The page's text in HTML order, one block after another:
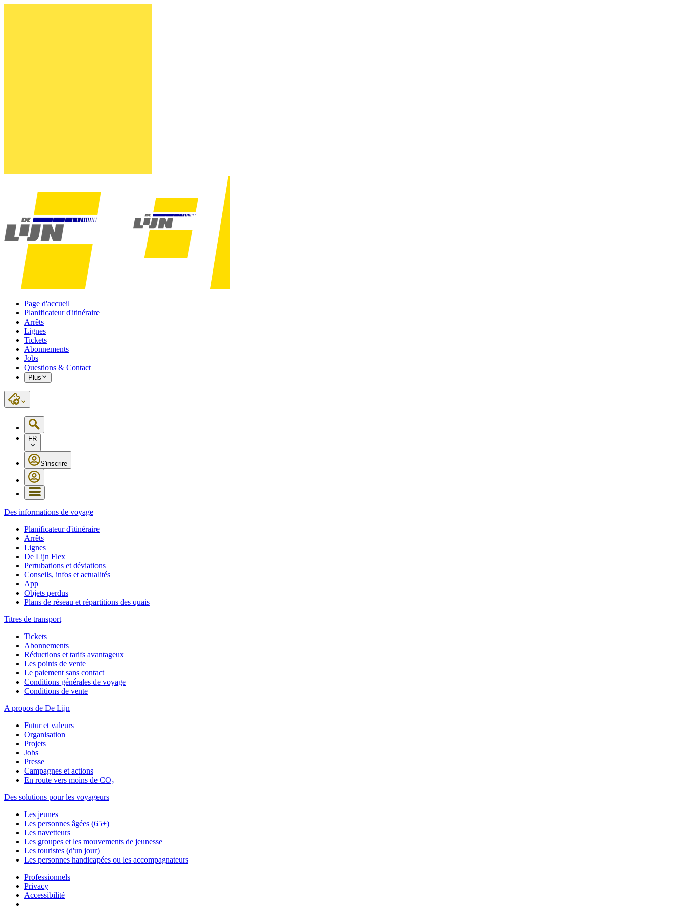
Page d'accueil
Planificateur d'itinéraire
Arrêts
Lignes
Tickets
Abonnements
Jobs
Questions & Contact
Plus
FR
S'inscrire
Des informations de voyage
Planificateur d'itinéraire
Arrêts
Lignes
De Lijn Flex
Pertubations et déviations
Conseils, infos et actualités
App
Objets perdus
Plans de réseau et répartitions des quais
Titres de transport
Tickets
Abonnements
Réductions et tarifs avantageux
Les points de vente
Le paiement sans contact
Conditions générales de voyage
Conditions de vente
A propos de De Lijn
Futur et valeurs
Organisation
Projets
Jobs
Presse
Campagnes et actions
En route vers moins de CO₂
Des solutions pour les voyageurs
Les jeunes
Les personnes âgées (65+)
Les navetteurs
Les groupes et les mouvements de jeunesse
Les touristes (d'un jour)
Les personnes handicapées ou les accompagnateurs
Professionnels
Privacy
Accessibilité